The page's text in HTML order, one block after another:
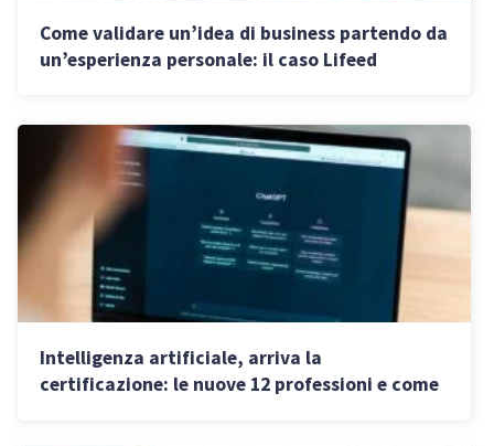
Come validare un’idea di business partendo da
un’esperienza personale: il caso Lifeed
Intelligenza artificiale, arriva la
certificazione: le nuove 12 professioni e come